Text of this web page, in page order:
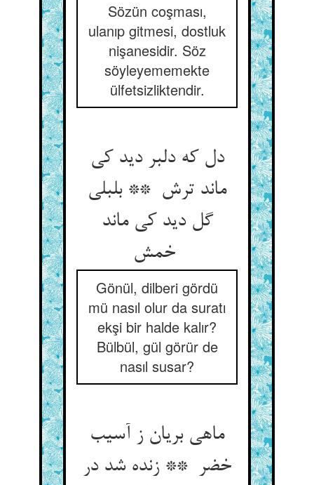
Sözün coşması,
ulanıp gitmesi, dostluk
nişanesidir. Söz
söyleyememekte
ülfetsizliktendir.
دل که دلبر دید کی
ماند ترش ** بلبلی
گل دید کی ماند
Gönül, dilberi gördü
mü nasıl olur da suratı
ekşi bir halde kalır?
Bülbül, gül görür de
nasıl susar?
ماهی بریان ز آسیب
خضر ** زنده شد در